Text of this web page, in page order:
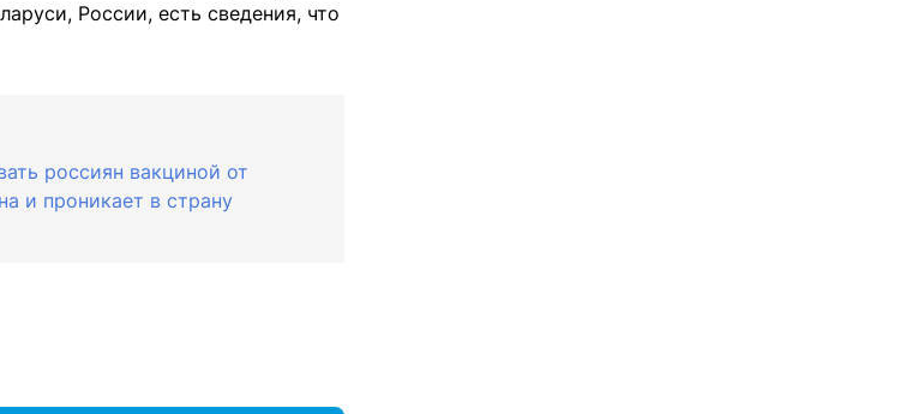
России, есть сведения, что
россиян вакциной от
и проникает в страну